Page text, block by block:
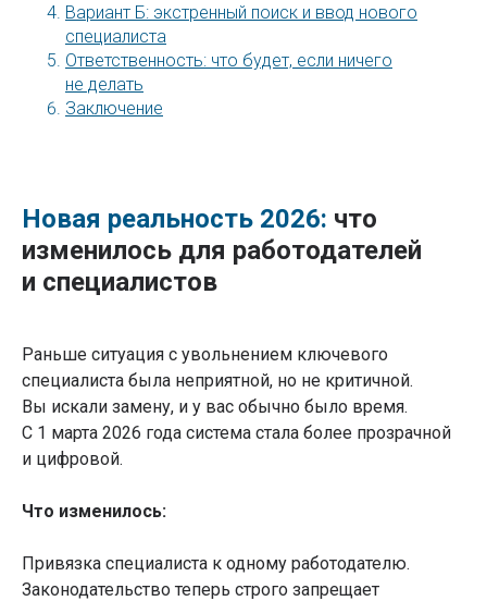
Вариант Б: экстренный поиск и ввод нового
специалиста
Ответственность: что будет, если ничего
не делать
Заключение
Новая реальность 2026: что
изменилось для работодателей
и специалистов
Раньше ситуация с увольнением ключевого
специалиста была неприятной, но не критичной.
Вы искали замену, и у вас обычно было время.
С 1 марта 2026 года система стала более прозрачной
и цифровой.
Что изменилось:
Привязка специалиста к одному работодателю.
Законодательство теперь строго запрещает